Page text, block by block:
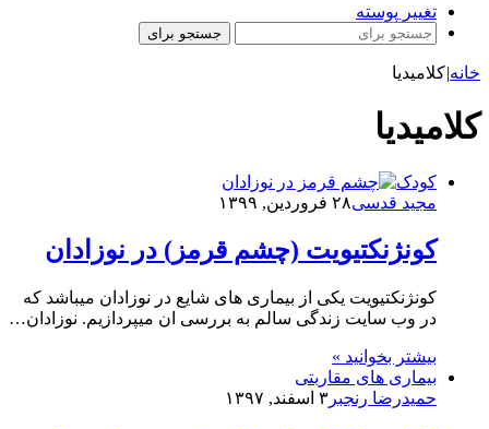
تغییر پوسته
جستجو برای
خانه|کلامیدیا
کلامیدیا
کودک
مجید قدسی۲۸ فروردین, ۱۳۹۹
کونژنکتیویت (چشم قرمز) در نوزادان
کونژنکتیویت یکی از بیماری های شایع در نوزادان میباشد که
در وب سایت زندگی سالم به بررسی ان میپردازیم. نوزادان…
بیشتر بخوانید »
بیماری های مقاربتی
حمیدرضا رنجبر ۳ اسفند, ۱۳۹۷